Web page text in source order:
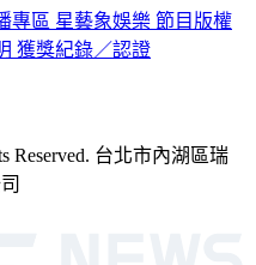
專區 星藝象娛樂 節目版權
獲獎紀錄／認證
Reserved. 台北市內湖區瑞